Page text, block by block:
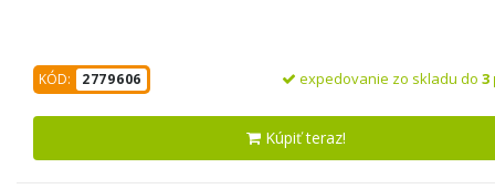
KÓD: 2779606 expedovanie zo skladu do 3
Kúpiť teraz!